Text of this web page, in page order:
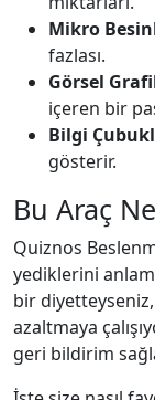
Mikro
fazlası.
Görsel
içeren bir
Bilgi
gösterir.
Bu Araç
Quiznos
yediklerini
bir diyetteyseniz,
azaltmaya
geri bildirim